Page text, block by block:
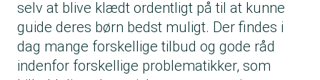
selv at blive klædt ordentligt på til at kunne
guide deres børn bedst muligt. Der findes i
dag mange forskellige tilbud og gode råd
indenfor forskellige problematikker, som